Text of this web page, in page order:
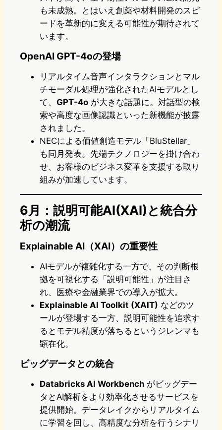
も未成熟。とはいえ創薬や材料開発のスピ
ードを革新的に変える可能性が期待されて
います。
OpenAI GPT-4oの登場
リアルタイム音声インタラクションとマル
チモーダル処理が強化されたAIモデルとし
て、 GPT-4o が大きな話題に。対話型の検
索や高度な画像認識といった新機能が披露
されました。
NECによる価値創造モデル「BluStellar」
も同月発表。先端テクノロジーを掛け合わ
せ、お客様のビジネス変革を支援する取り
組みが加速しています。
6月：説明可能AI(XAI)と統合分
析の潮流
Explainable AI（XAI）の重要性
AIモデルが複雑化する一方で、その判断根
拠を可視化する「説明可能性」が注目さ
れ、医療や金融業界での導入が拡大。
Explainable AI Toolkit (XAIT) などのツ
ールが登場する一方、説明可能性を追求す
るとモデル精度が落ちるというジレンマも
顕在化。
ビッグデータとの統合
Databricks AI Workbench がビッグデー
タとAI解析をより効率化させるサービスを
提供開始。データレイクからリアルタイム
に学習を回し、高精度な分析を行うシナリ